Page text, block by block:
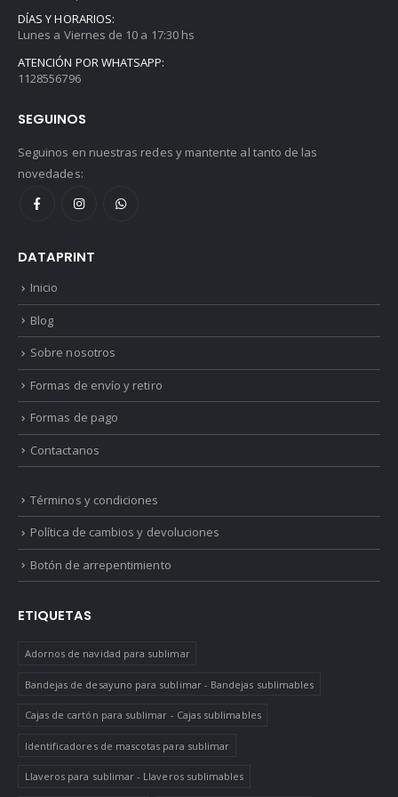
DÍAS Y HORARIOS:
Lunes a Viernes de 10 a 17:30 hs
ATENCIÓN POR WHATSAPP:
1128556796
SEGUINOS
Seguinos en nuestras redes y mantente al tanto de las
novedades:
DATAPRINT
Inicio
Blog
Sobre nosotros
Formas de envío y retiro
Formas de pago
Contactanos
Términos y condiciones
Política de cambios y devoluciones
Botón de arrepentimiento
ETIQUETAS
Adornos de navidad para sublimar
Bandejas de desayuno para sublimar - Bandejas sublimables
Cajas de cartón para sublimar - Cajas sublimables
Identificadores de mascotas para sublimar
Llaveros para sublimar - Llaveros sublimables